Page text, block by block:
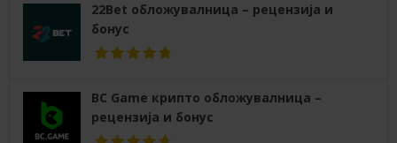
22Bet обложувалница – рецензија и
бонус
BC Game крипто обложувалница –
рецензија и бонус